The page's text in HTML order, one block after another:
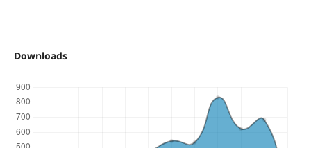
Downloads